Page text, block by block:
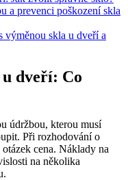
⁣a prevenci poškození skla
výměnou skla u dveří a
dveří: Co​
údržbou, kterou musí
Při rozhodování o
cena. Náklady na
na​ několika